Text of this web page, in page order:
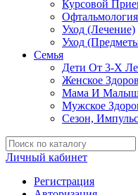
Курсовой
Офтальмология
Уход (Лечение)
Уход
Семья
Дети От 3-Х
Женское
Мама И
Мужское
Сезон,
Личный кабинет
Регистрация